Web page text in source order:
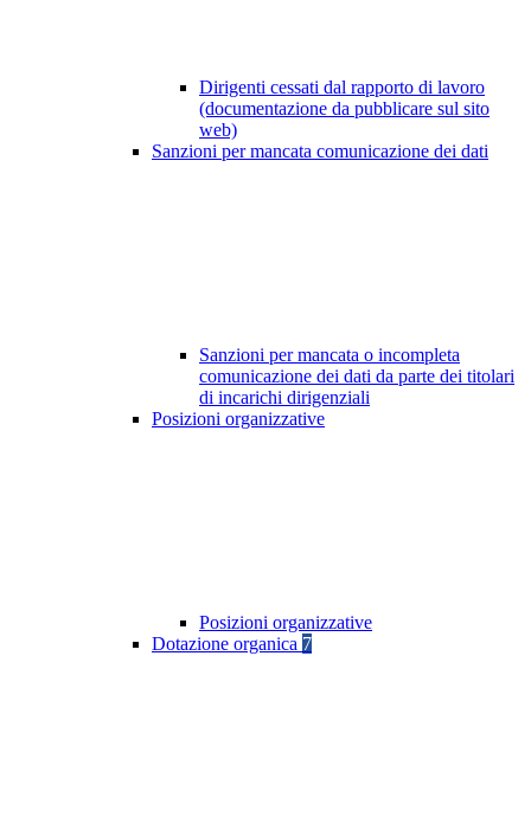
Dirigenti cessati dal rapporto di lavoro
(documentazione da pubblicare sul sito
web)
Sanzioni per mancata comunicazione dei dati
Sanzioni per mancata o incompleta
comunicazione dei dati da parte dei titolari
di incarichi dirigenziali
Posizioni organizzative
Posizioni organizzative
Dotazione organica 7